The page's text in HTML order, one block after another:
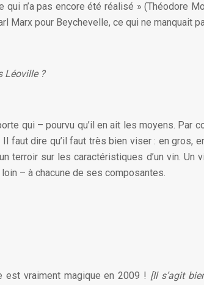
n’a pas encore été réalisé » (Théodore
Marx pour Beychevelle, ce qui ne manquait
Léoville ?
qui – pourvu qu’il en ait les moyens. Par
faut dire qu’il faut très bien viser : en gros,
terroir sur les caractéristiques d’un vin.
– à chacune de ses composantes.
est vraiment magique en 2009 ! [Il s’agit